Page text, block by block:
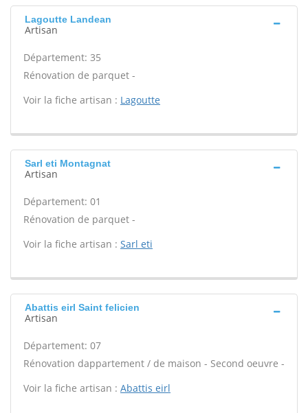
Lagoutte Landean
Artisan
Département: 35
Rénovation de parquet -
Voir la fiche artisan : Lagoutte
Sarl eti Montagnat
Artisan
Département: 01
Rénovation de parquet -
Voir la fiche artisan : Sarl eti
Abattis eirl Saint felicien
Artisan
Département: 07
Rénovation dappartement / de maison - Second oeuvre -
Voir la fiche artisan : Abattis eirl